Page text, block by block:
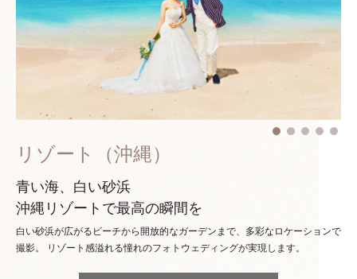
リゾート（沖縄）
青い海、白い砂浜
沖縄リゾートで最高の瞬間を
白い砂浜が広がるビーチから開放的なガーデンまで、多彩なロケーションで
撮影。
リゾート感溢れる憧れのフォトウェディングが実現します。